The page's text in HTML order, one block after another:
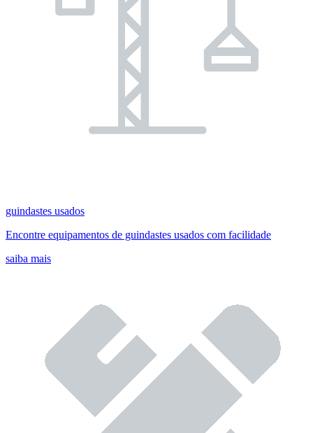
guindastes usados
Encontre equipamentos de guindastes usados com facilidade
saiba mais